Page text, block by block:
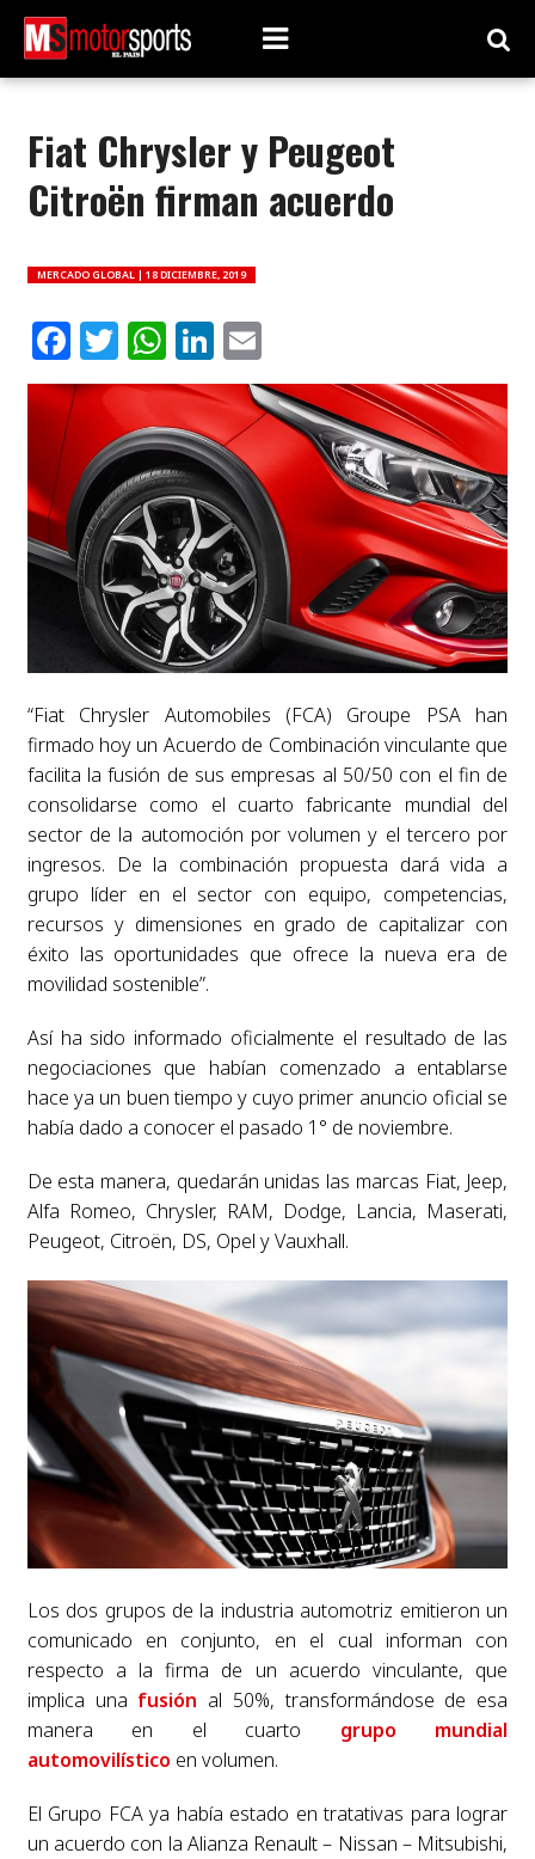
Fiat Chrysler y Peugeot
Citroën firman acuerdo
MERCADO GLOBAL | 18 DICIEMBRE, 2019
Facebook
Twitter
WhatsApp
LinkedIn
Email
“Fiat Chrysler Automobiles (FCA) Groupe PSA han
firmado hoy un Acuerdo de Combinación vinculante que
facilita la fusión de sus empresas al 50/50 con el fin de
consolidarse como el cuarto fabricante mundial del
sector de la automoción por volumen y el tercero por
ingresos. De la combinación propuesta dará vida a
grupo líder en el sector con equipo, competencias,
recursos y dimensiones en grado de capitalizar con
éxito las oportunidades que ofrece la nueva era de
movilidad sostenible”.
Así ha sido informado oficialmente el resultado de las
negociaciones que habían comenzado a entablarse
hace ya un buen tiempo y cuyo primer anuncio oficial se
había dado a conocer el pasado 1° de noviembre.
De esta manera, quedarán unidas las marcas Fiat, Jeep,
Alfa Romeo, Chrysler, RAM, Dodge, Lancia, Maserati,
Peugeot, Citroën, DS, Opel y Vauxhall.
Los dos grupos de la industria automotriz emitieron un
comunicado en conjunto, en el cual informan con
respecto a la firma de un acuerdo vinculante, que
implica una fusión al 50%, transformándose de esa
manera en el cuarto grupo mundial
automovilístico en volumen.
El Grupo FCA ya había estado en tratativas para lograr
un acuerdo con la Alianza Renault – Nissan – Mitsubishi,